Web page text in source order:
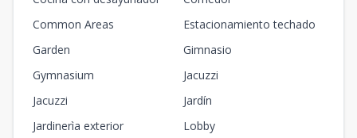
Common Areas
Estacionamiento techado
Garden
Gimnasio
Gymnasium
Jacuzzi
Jacuzzi
Jardín
Jardinerìa exterior
Lobby